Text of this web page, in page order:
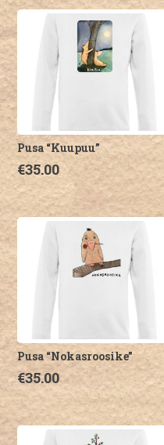
on
Valikuid
saab
teha
tootelehel.
Pusa “Kuupuu”
€35.00
Sellel
tootel
on
Valikuid
saab
tootelehel.
Pusa “Nokasroosike”
€35.00
Sellel
tootel
on